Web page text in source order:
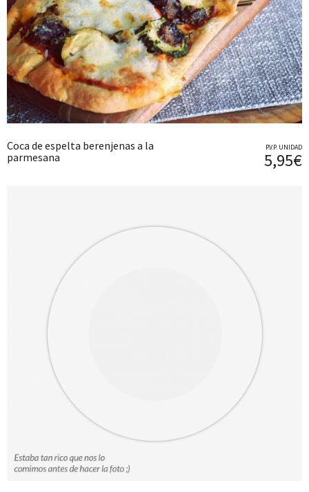
Coca de espelta berenjenas a la
parmesana
P.V.P. UNIDAD
5,95€